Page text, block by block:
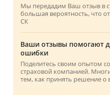
Мы передадим Ваш отзыв в
большая вероятность, что
СК
Ваши отзывы помогают
ошибки
Поделитесь своим опытом
страховой компанией.
тем, как принять решение о